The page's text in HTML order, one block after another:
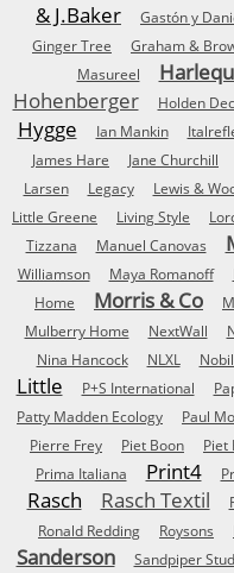
& J.Baker
Gastón y
Ginger Tree
Graham &
Masureel
Hohenberger Holden
Hygge Ian Mankin
James Hare
Jane Churchill
Larsen
Legacy Lewis &
Little Greene
Living Style
Tizzana
Manuel Canovas
Williamson
Maya Romanoff
Home
Morris & Co
Mulberry Home
NextWall
Nina Hancock NLXL
Little
P+S International
Patty Madden Ecology
Paul
Pierre Frey
Piet Boon Piet
Prima Italiana
Print4
Rasch Rasch Textil
Ronald Redding
Roysons
Sanderson Sandpiper